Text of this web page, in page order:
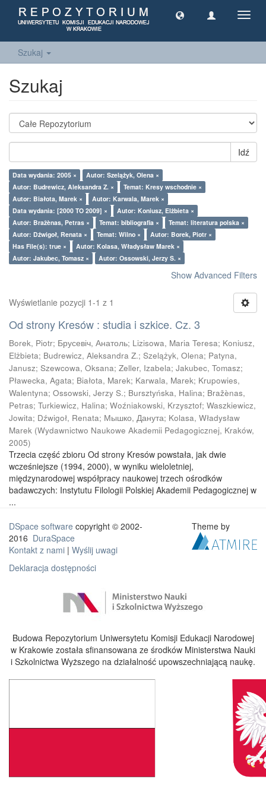
Szukaj
Szukaj
Idź
Data wydania: 2005 ×
Autor: Szelążyk, Olena ×
Autor: Budrewicz, Aleksandra Z. ×
Temat: Kresy wschodnie ×
Autor: Białota, Marek ×
Autor: Karwala, Marek ×
Data wydania: [2000 TO 2009] ×
Autor: Koniusz, Elżbieta ×
Autor: Bražènas, Petras ×
Temat: bibliografia ×
Temat: literatura polska ×
Autor: Dźwigoł, Renata ×
Temat: Wilno ×
Autor: Borek, Piotr ×
Has File(s): true ×
Autor: Kolasa, Władysław Marek ×
Autor: Jakubec, Tomasz ×
Autor: Ossowski, Jerzy S. ×
Show Advanced Filters
Wyświetlanie pozycji 1-1 z 1
Od strony Kresów : studia i szkice. Cz. 3
Borek, Piotr; Брусевіч, Анатоль; Lizisowa, Maria Teresa; Koniusz,
Elżbieta; Budrewicz, Aleksandra Z.; Szelążyk, Olena; Patyna,
Janusz; Szewcowa, Oksana; Zeller, Izabela; Jakubec, Tomasz;
Pławecka, Agata; Białota, Marek; Karwala, Marek; Krupowies,
Walentyna; Ossowski, Jerzy S.; Bursztyńska, Halina; Bražènas,
Petras; Turkiewicz, Halina; Woźniakowski, Krzysztof; Waszkiewicz,
Jowita; Dźwigoł, Renata; Мышко, Данута; Kolasa, Władysław
Marek (Wydawnictwo Naukowe Akademii Pedagogicznej, Kraków,
2005)
Trzecia część zbioru Od strony Kresów powstała, jak dwie
wcześniejsze (1994, 2000), w wyniku wieloletniej,
międzynarodowej współpracy naukowej trzech ośrodków
badawczych: Instytutu Filologii Polskiej Akademii Pedagogicznej w
...
DSpace software copyright © 2002-
2016 DuraSpace
Kontakt z nami | Wyślij uwagi
Deklaracja dostępności
Theme by
Budowa Repozytorium Uniwersytetu Komisji Edukacji Narodowej
w Krakowie została sfinansowana ze środków Ministerstwa Nauki
i Szkolnictwa Wyższego na działalność upowszechniającą naukę.